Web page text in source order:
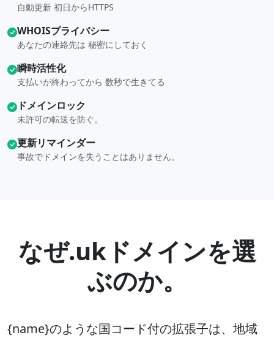
自動更新 初日からHTTPS
WHOISプライバシー
あなたの連絡先は 秘密にしておく
瞬時活性化
支払いが終わってから 数秒で生きてる
ドメインロック
未許可の転送を防ぐ。
更新リマインダー
事故でドメインを失うことはありません。
なぜ.ukドメインを選
ぶのか。
{name}のような国コード付の拡張子は、地域